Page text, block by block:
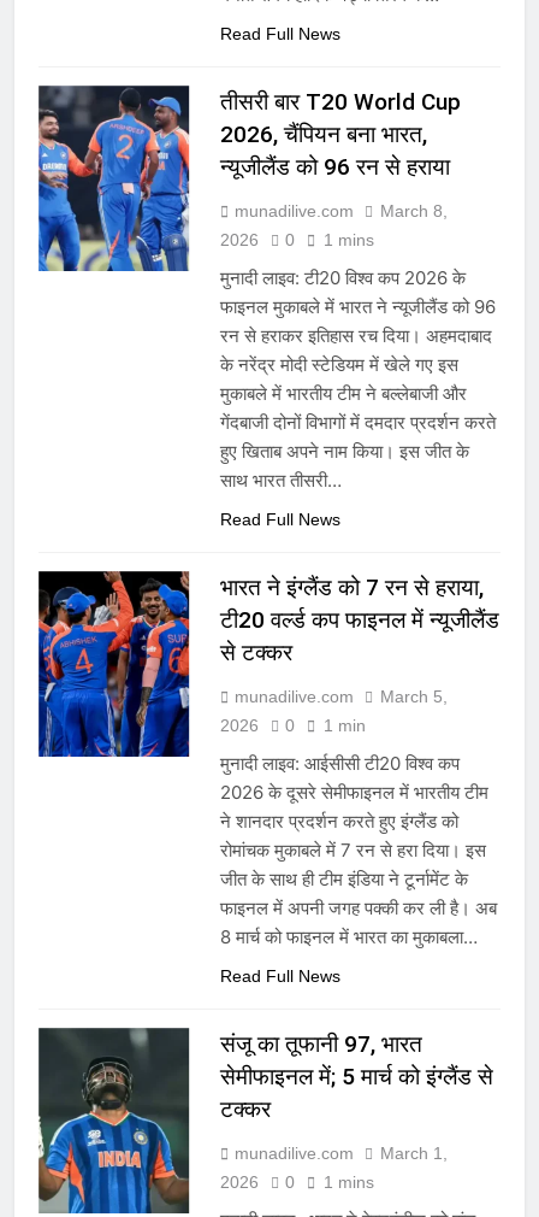
Read Full News
तीसरी बार T20 World Cup
2026, चैंपियन बना भारत,
न्यूजीलैंड को 96 रन से हराया
munadilive.com
March 8,
2026
0 1 mins
मुनादी लाइव: टी20 विश्व कप 2026 के
फाइनल मुकाबले में भारत ने न्यूजीलैंड को 96
रन से हराकर इतिहास रच दिया। अहमदाबाद
के नरेंद्र मोदी स्टेडियम में खेले गए इस
मुकाबले में भारतीय टीम ने बल्लेबाजी और
गेंदबाजी दोनों विभागों में दमदार प्रदर्शन करते
हुए खिताब अपने नाम किया। इस जीत के
साथ भारत तीसरी…
Read Full News
भारत ने इंग्लैंड को 7 रन से हराया,
टी20 वर्ल्ड कप फाइनल में न्यूजीलैंड
से टक्कर
munadilive.com
March 5,
2026
0 1 min
मुनादी लाइव: आईसीसी टी20 विश्व कप
2026 के दूसरे सेमीफाइनल में भारतीय टीम
ने शानदार प्रदर्शन करते हुए इंग्लैंड को
रोमांचक मुकाबले में 7 रन से हरा दिया। इस
जीत के साथ ही टीम इंडिया ने टूर्नामेंट के
फाइनल में अपनी जगह पक्की कर ली है। अब
8 मार्च को फाइनल में भारत का मुकाबला…
Read Full News
संजू का तूफानी 97, भारत
सेमीफाइनल में; 5 मार्च को इंग्लैंड से
टक्कर
munadilive.com
March 1,
2026
0 1 mins